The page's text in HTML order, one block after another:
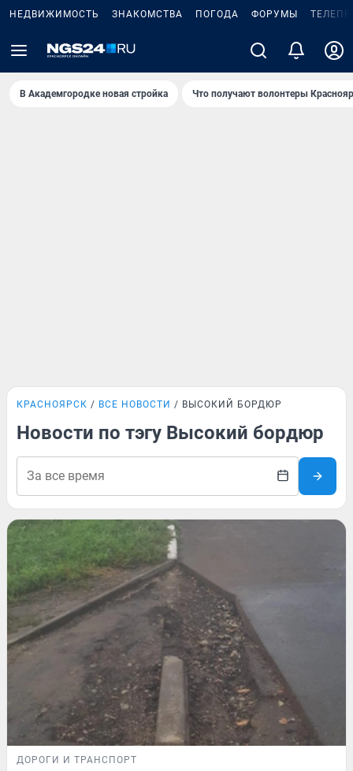
НЕДВИЖИМОСТЬ ЗНАКОМСТВА ПОГОДА ФОРУМЫ
В Академгородке новая стройка Что получают волонтеры
КРАСНОЯРСК ВСЕ НОВОСТИ ВЫСОКИЙ БОРДЮР
Новости по тэгу Высокий бордюр
ДОРОГИ И ТРАНСПОРТ